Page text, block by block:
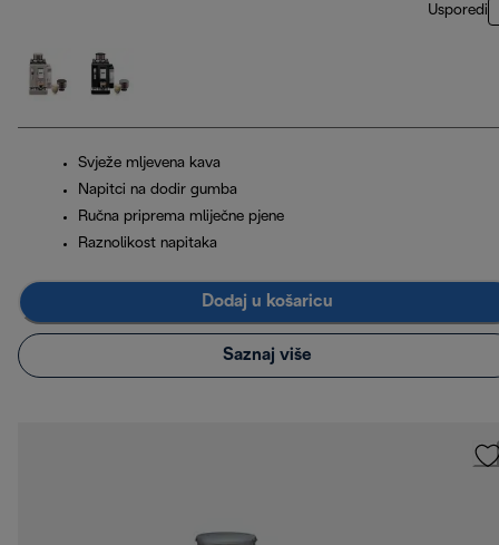
Usporedi
Svježe mljevena kava
Napitci na dodir gumba
Ručna priprema mliječne pjene
Raznolikost napitaka
Dodaj u košaricu
Saznaj više